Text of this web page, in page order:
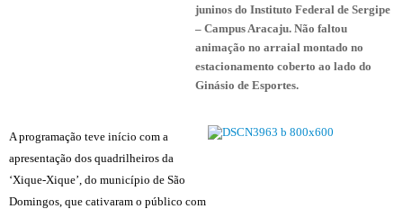
juninos do Instituto Federal de Sergipe
– Campus Aracaju. Não faltou
animação no arraial montado no
estacionamento coberto ao lado do
Ginásio de Esportes.
A programação teve início com a
apresentação dos quadrilheiros da
‘Xique-Xique’, do município de São
Domingos, que cativaram o público com